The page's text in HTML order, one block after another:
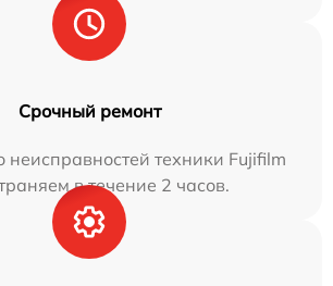
Срочный ремонт
неисправностей техники Fujifilm
в течение 2 часов.